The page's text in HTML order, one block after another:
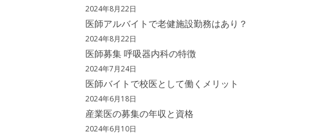
2024年8月22日
医師アルバイトで老健施設勤務はあり？
2024年8月22日
医師募集 呼吸器内科の特徴
2024年7月24日
医師バイトで校医として働くメリット
2024年6月18日
産業医の募集の年収と資格
2024年6月10日